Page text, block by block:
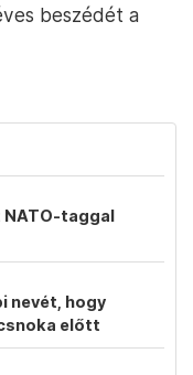
beszédét a
NATO-taggal
nevét, hogy
előtt